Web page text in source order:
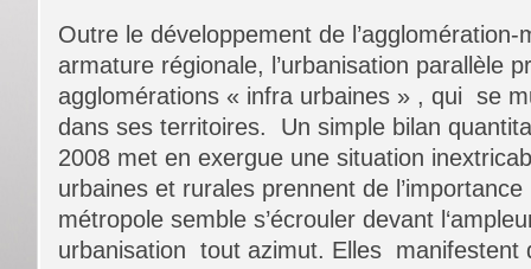
Outre le développement de l’agglomération-
armature régionale, l’urbanisation parallèle
agglomérations « infra urbaines » , qui se
dans ses territoires. Un simple bilan
2008 met en exergue une situation
urbaines et rurales prennent de
métropole semble s’écrouler devant
urbanisation tout azimut. Elles manifestent